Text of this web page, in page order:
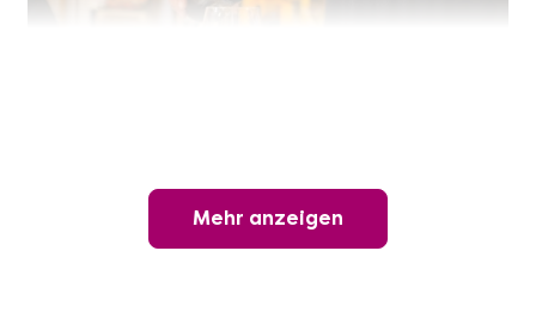
Wunderschöner Weinabend
Mehr anzeigen